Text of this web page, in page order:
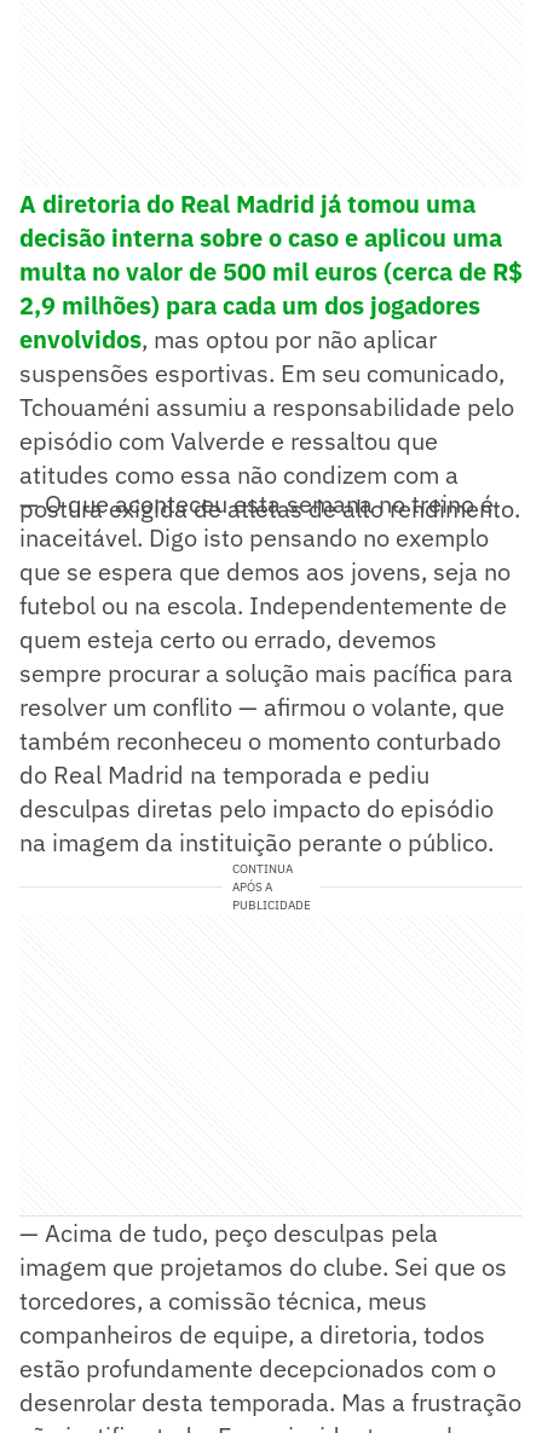
A diretoria do Real Madrid já tomou uma
decisão interna sobre o caso e aplicou uma
multa no valor de 500 mil euros (cerca de R$
2,9 milhões) para cada um dos jogadores
envolvidos, mas optou por não aplicar
suspensões esportivas. Em seu comunicado,
Tchouaméni assumiu a responsabilidade pelo
episódio com Valverde e ressaltou que
atitudes como essa não condizem com a
postura exigida de atletas de alto rendimento.
— O que aconteceu esta semana no treino é
inaceitável. Digo isto pensando no exemplo
que se espera que demos aos jovens, seja no
futebol ou na escola. Independentemente de
quem esteja certo ou errado, devemos
sempre procurar a solução mais pacífica para
resolver um conflito — afirmou o volante, que
também reconheceu o momento conturbado
do Real Madrid na temporada e pediu
desculpas diretas pelo impacto do episódio
na imagem da instituição perante o público.
CONTINUA
APÓS A
PUBLICIDADE
— Acima de tudo, peço desculpas pela
imagem que projetamos do clube. Sei que os
torcedores, a comissão técnica, meus
companheiros de equipe, a diretoria, todos
estão profundamente decepcionados com o
desenrolar desta temporada. Mas a frustração